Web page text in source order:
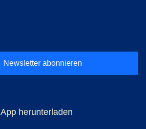
Newsletter abonnieren
App herunterladen